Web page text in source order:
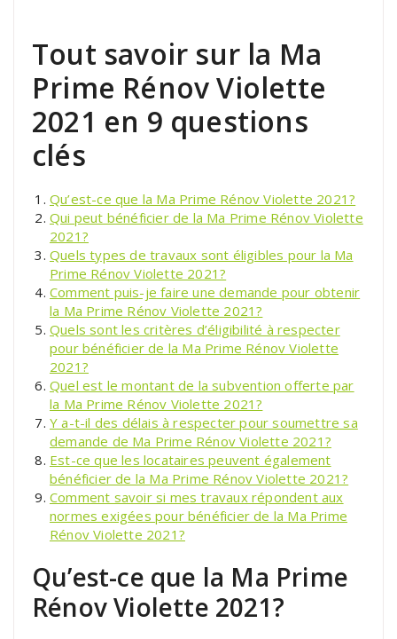
Tout savoir sur la Ma
Prime Rénov Violette
2021 en 9 questions
clés
Qu’est-ce que la Ma Prime Rénov Violette 2021?
Qui peut bénéficier de la Ma Prime Rénov Violette
2021?
Quels types de travaux sont éligibles pour la Ma
Prime Rénov Violette 2021?
Comment puis-je faire une demande pour obtenir
la Ma Prime Rénov Violette 2021?
Quels sont les critères d’éligibilité à respecter
pour bénéficier de la Ma Prime Rénov Violette
2021?
Quel est le montant de la subvention offerte par
la Ma Prime Rénov Violette 2021?
Y a-t-il des délais à respecter pour soumettre sa
demande de Ma Prime Rénov Violette 2021?
Est-ce que les locataires peuvent également
bénéficier de la Ma Prime Rénov Violette 2021?
Comment savoir si mes travaux répondent aux
normes exigées pour bénéficier de la Ma Prime
Rénov Violette 2021?
Qu’est-ce que la Ma Prime
Rénov Violette 2021?